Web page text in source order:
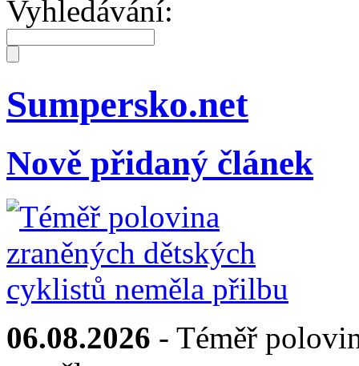
Vyhledávání:
Sumpersko.net
Nově přidaný článek
06.08.2026 - Téměř